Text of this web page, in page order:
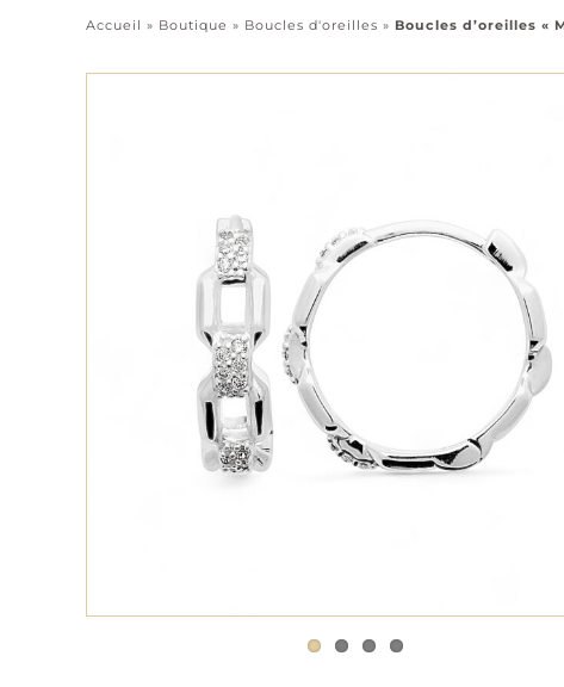
Accueil » Boutique » Boucles d'oreilles » Boucles d’oreilles «